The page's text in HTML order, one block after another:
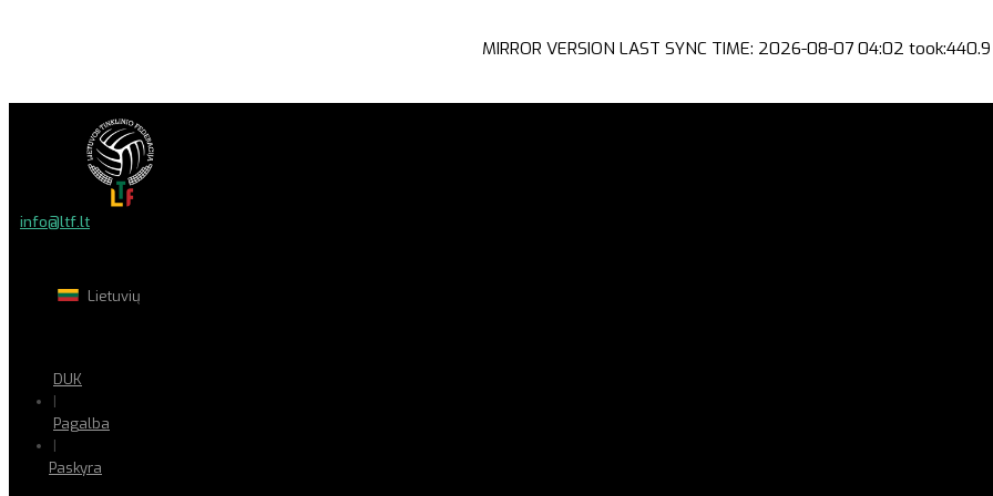
MIRROR VERSION LAST SYNC TIME: 2026-08-07 04:02
info@ltf.lt
Lietuvių
DUK
|
Pagalba
|
Paskyra